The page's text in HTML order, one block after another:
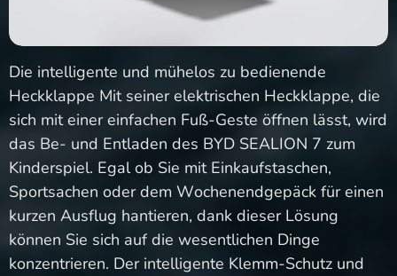
Die intelligente und mühelos zu bedienende
Heckklappe Mit seiner elektrischen Heckklappe, die
sich mit einer einfachen Fuß-Geste öffnen lässt, wird
das Be- und Entladen des BYD SEALION 7 zum
Kinderspiel. Egal ob Sie mit Einkaufstaschen,
Sportsachen oder dem Wochenendgepäck für einen
kurzen Ausflug hantieren, dank dieser Lösung
können Sie sich auf die wesentlichen Dinge
konzentrieren. Der intelligente Klemm-Schutz und